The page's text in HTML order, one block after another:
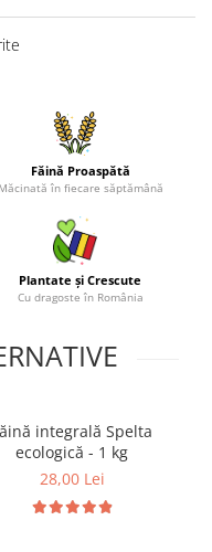
Făină Proaspătă
Măcinată în fiecare săptămână
Plantate și Crescute
Cu dragoste în România
integrală Spelta
ecologică - 1 kg
28,00 Lei